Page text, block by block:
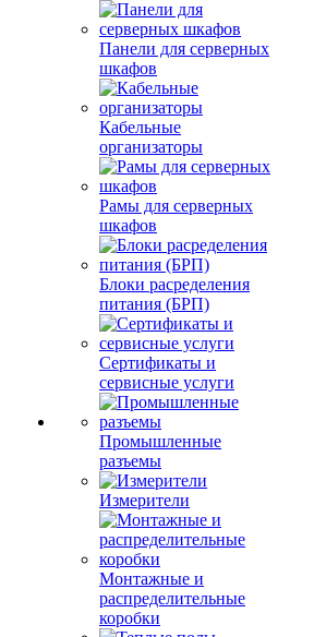
Панели для серверных
шкафов
Кабельные
организаторы
Рамы для серверных
шкафов
Блоки расределения
питания (БРП)
Сертификаты и
сервисные услуги
Промышленные
разъемы
Измерители
Монтажные и
распределительные
коробки